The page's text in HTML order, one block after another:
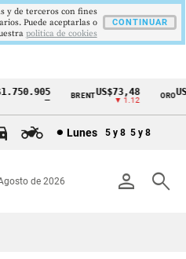
BRENTUS$73,48
▼ 1.12
ORO
Lunes 5 y 8 5 y 8
person search
de 2026
y de terceros con fines
Puede aceptarlas o
politica de cookies
CONTINUAR